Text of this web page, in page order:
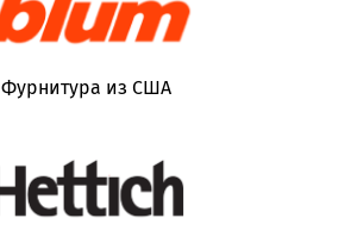
Фурнитура из США